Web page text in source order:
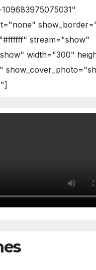
stream="show"
width="300"